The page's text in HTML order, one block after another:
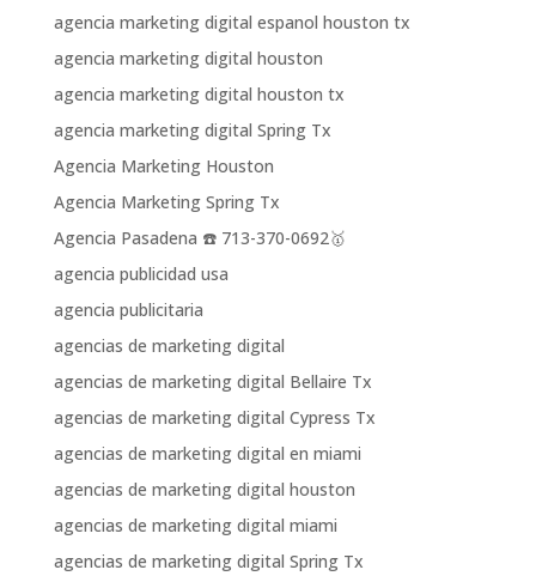
agencia marketing digital espanol houston tx
agencia marketing digital houston
agencia marketing digital houston tx
agencia marketing digital Spring Tx
Agencia Marketing Houston
Agencia Marketing Spring Tx
Agencia Pasadena ☎️ 713-370-0692🥇
agencia publicidad usa
agencia publicitaria
agencias de marketing digital
agencias de marketing digital Bellaire Tx
agencias de marketing digital Cypress Tx
agencias de marketing digital en miami
agencias de marketing digital houston
agencias de marketing digital miami
agencias de marketing digital Spring Tx